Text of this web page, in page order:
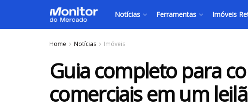
Notícias Ferramentas Imóveis
Home Notícias Imóveis
Guia completo para
comerciais em um